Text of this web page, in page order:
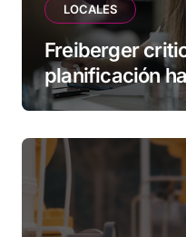
LOCALES
Freiberger
planificación
Municipio:
esperando”